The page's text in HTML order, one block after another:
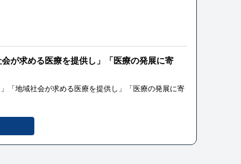
が求める医療を提供し」「医療の発展に寄
「地域社会が求める医療を提供し」「医療の発展に寄